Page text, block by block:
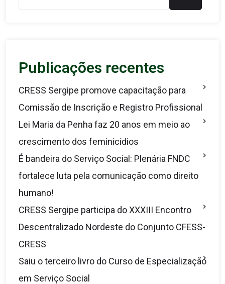
Publicações recentes
CRESS Sergipe promove capacitação para
Comissão de Inscrição e Registro Profissional
Lei Maria da Penha faz 20 anos em meio ao
crescimento dos feminicídios
É bandeira do Serviço Social: Plenária FNDC
fortalece luta pela comunicação como direito
humano!
CRESS Sergipe participa do XXXIII Encontro
Descentralizado Nordeste do Conjunto CFESS-
CRESS
Saiu o terceiro livro do Curso de Especialização
em Serviço Social